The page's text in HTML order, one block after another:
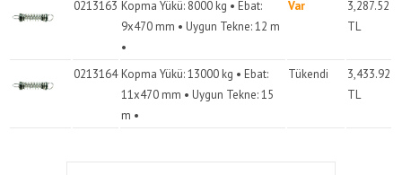
0213163 Kopma Yükü: 8000 kg • Ebat:
9x470 mm • Uygun Tekne: 12 m
•
Var
3,287.52
TL
0213164 Kopma Yükü: 13000 kg • Ebat:
11x470 mm • Uygun Tekne: 15
m •
Tükendi
3,433.92
TL